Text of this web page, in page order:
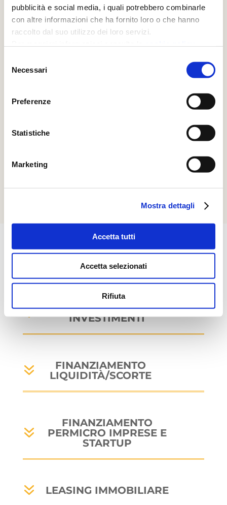
pubblicità e social media, i quali potrebbero combinarle
con altre informazioni che ha fornito loro o che hanno
raccolto dal suo utilizzo dei loro servizi.
delNecessari
Preferenze
Statistiche
Marketing
Mostra dettagli
Accetta tutti
Accetta selezionati
Rifiuta
In base alla finalità possiamo elencare sei
diverse tipologie di finanziamenti aziendali:
FINANZIAMENTO PER
INVESTIMENTI
FINANZIAMENTO
LIQUIDITÀ/SCORTE
FINANZIAMENTO
PERMICRO IMPRESE E
STARTUP
LEASING IMMOBILIARE